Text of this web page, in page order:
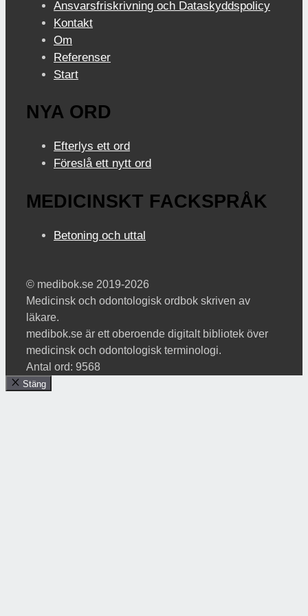
Ansvarsfriskrivning och Dataskyddspolicy
Kontakt
Om
Referenser
Start
NYA ORD
Efterlys ett ord
Föreslå ett nytt ord
MEDICINSKT FACKSPRÅK
Betoning och uttal
© medibok.se 2019-2026
Medicinsk och odontologisk ordbok skriven av
läkare.
medibok.se är ett oberoende digitalt bibliotek över
medicinsk och odontologisk terminologi.
Antal ord: 9568
Stäng